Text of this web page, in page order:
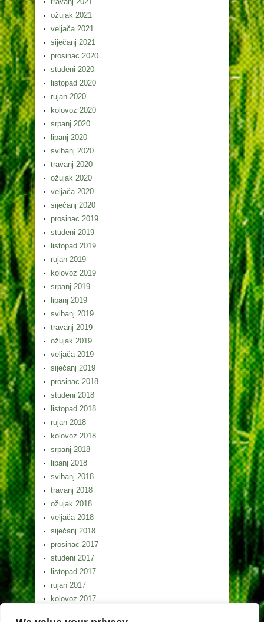
ožujak 2021
veljača 2021
siječanj 2021
prosinac 2020
studeni 2020
listopad 2020
rujan 2020
kolovoz 2020
srpanj 2020
lipanj 2020
svibanj 2020
travanj 2020
ožujak 2020
veljača 2020
siječanj 2020
prosinac 2019
studeni 2019
listopad 2019
rujan 2019
kolovoz 2019
srpanj 2019
lipanj 2019
svibanj 2019
travanj 2019
ožujak 2019
veljača 2019
siječanj 2019
prosinac 2018
studeni 2018
listopad 2018
rujan 2018
kolovoz 2018
srpanj 2018
lipanj 2018
svibanj 2018
travanj 2018
ožujak 2018
veljača 2018
siječanj 2018
prosinac 2017
studeni 2017
listopad 2017
rujan 2017
kolovoz 2017